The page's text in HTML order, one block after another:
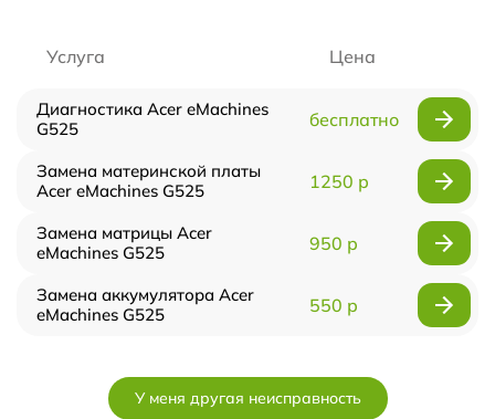
Услуга Цена
Диагностика Acer eMachines
G525
бесплатно
Замена материнской платы
Acer eMachines G525
1250 р
Замена матрицы Acer
eMachines G525
950 р
Замена аккумулятора Acer
eMachines G525
550 р
У меня другая неисправность